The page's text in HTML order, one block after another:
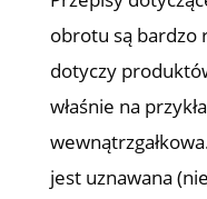
obrotu są bardzo
dotyczy
właśnie na
jest uznawana